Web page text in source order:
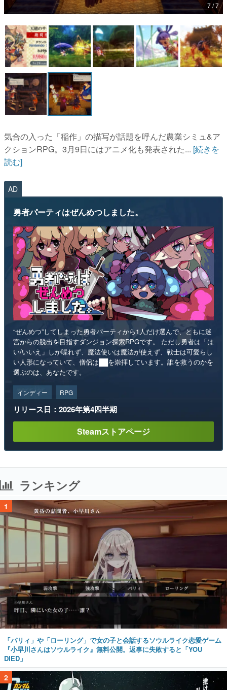
特集記事
マンガ
女性向け
アプリレビュー
その他
電ファミニコゲーマーとは？
運営：株式会社マレ
7 / 7
気合の入った「稲作」の描写が話題を呼んだ農業シミュ&ア
クションRPG。3月9日にはアニメ化も発表された... [続きを
読む]
AD
勇者パーティはぜんめつしました。
“ぜんめつ”してしまった勇者パーティから1人だけ選んで、ともに迷
宮からの脱出を目指すダンジョン探索RPGです。 ただし勇者は「は
い/いいえ」しか喋れず、魔法使いは魔法が使えず、戦士は可愛らし
い人形になっていて、僧侶は██を崇拝しています。誰を救うのかを
選ぶのは、あなたです。
インディー RPG
リリース日：2026年第4四半期
Steamストアページ
ランキング
1
「パリィ」や「ローリング」で女の子と会話するソウルライク恋愛ゲーム
『小早川さんはソウルライク』無料公開。返事に失敗すると「YOU
DIED」
2